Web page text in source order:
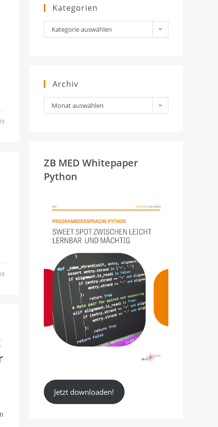
Kategorien
Kategorien
Kategorie auswählen
Archiv
Archiv
Monat auswählen
ZB MED Whitepaper
Python
Jetzt downloaden!